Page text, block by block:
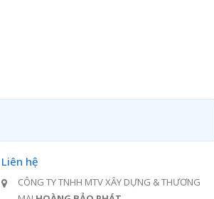
Liên hệ
CÔNG TY TNHH MTV XÂY DỰNG & THƯƠNG